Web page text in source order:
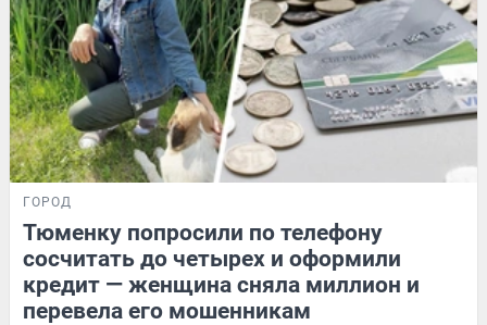
ГОРОД
Тюменку попросили по телефону
сосчитать до четырех и оформили
кредит — женщина сняла миллион и
перевела его мошенникам